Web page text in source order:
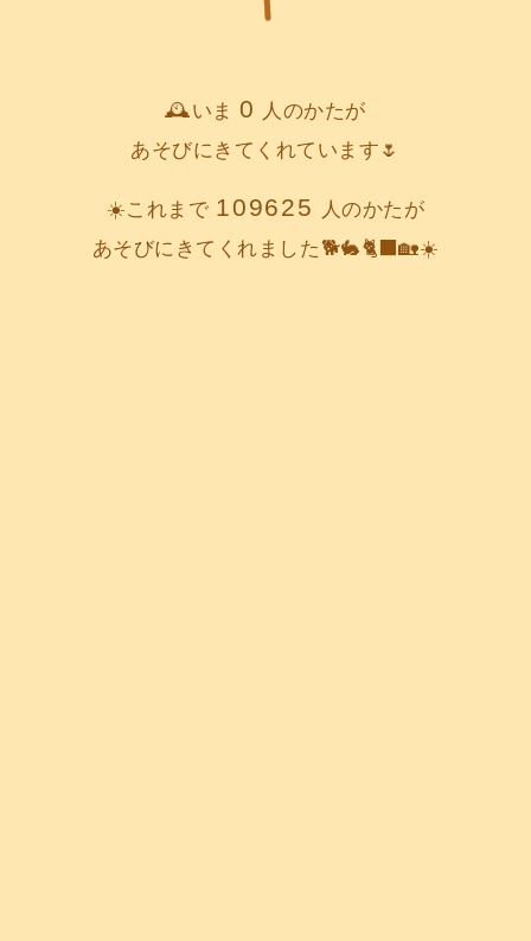
🕰️いま0 人のかたが
あそびにきてくれています🌷
☀️これまで 109625
人のかたが
あそびにきてくれました🐕️🐇🐈‍⬛🏡☀️